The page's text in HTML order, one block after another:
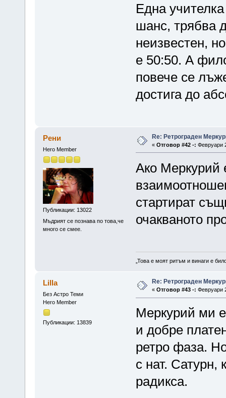
Една
шанс, трябва
неизвестен,
е 50:50. А
повече се
достига до
Рени
Hero Member
Публикации: 13022
Мъдрият се познава по това,че
много се смее.
Re: Ретрограден
« Отговор #42 -: Февруари
Ако Меркурий
стартират
очакваното
„Това е моят ритъм и винаги е
Lilla
Без Астро Теми
Hero Member
Публикации: 13839
Re: Ретрограден
« Отговор #43 -: Февруари
Меркурий ми
и добре
ретро фаза.
с нат. Сатурн,
радикса.